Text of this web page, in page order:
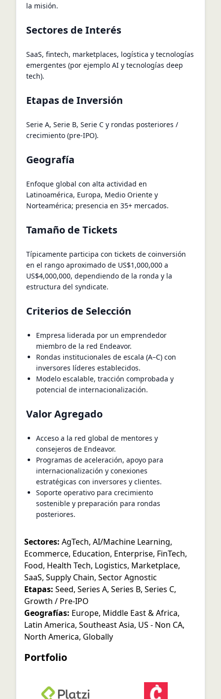
la misión.
Sectores de Interés
SaaS, fintech, marketplaces, logística y tecnologías
emergentes (por ejemplo AI y tecnologías deep
tech).
Etapas de Inversión
Serie A, Serie B, Serie C y rondas posteriores /
crecimiento (pre-IPO).
Geografía
Enfoque global con alta actividad en
Latinoamérica, Europa, Medio Oriente y
Norteamérica; presencia en 35+ mercados.
Tamaño de Tickets
Típicamente participa con tickets de coinversión
en el rango aproximado de US$1,000,000 a
US$4,000,000, dependiendo de la ronda y la
estructura del syndicate.
Criterios de Selección
Empresa liderada por un emprendedor
miembro de la red Endeavor.
Rondas institucionales de escala (A–C) con
inversores líderes establecidos.
Modelo escalable, tracción comprobada y
potencial de internacionalización.
Valor Agregado
Acceso a la red global de mentores y
consejeros de Endeavor.
Programas de aceleración, apoyo para
internacionalización y conexiones
estratégicas con inversores y clientes.
Soporte operativo para crecimiento
sostenible y preparación para rondas
posteriores.
Sectores: AgTech, AI/Machine Learning,
Ecommerce, Education, Enterprise, FinTech,
Food, Health Tech, Logistics, Marketplace,
SaaS, Supply Chain, Sector Agnostic
Etapas: Seed, Series A, Series B, Series C,
Growth / Pre-IPO
Geografías: Europe, Middle East & Africa,
Latin America, Southeast Asia, US - Non CA,
North America, Globally
Portfolio